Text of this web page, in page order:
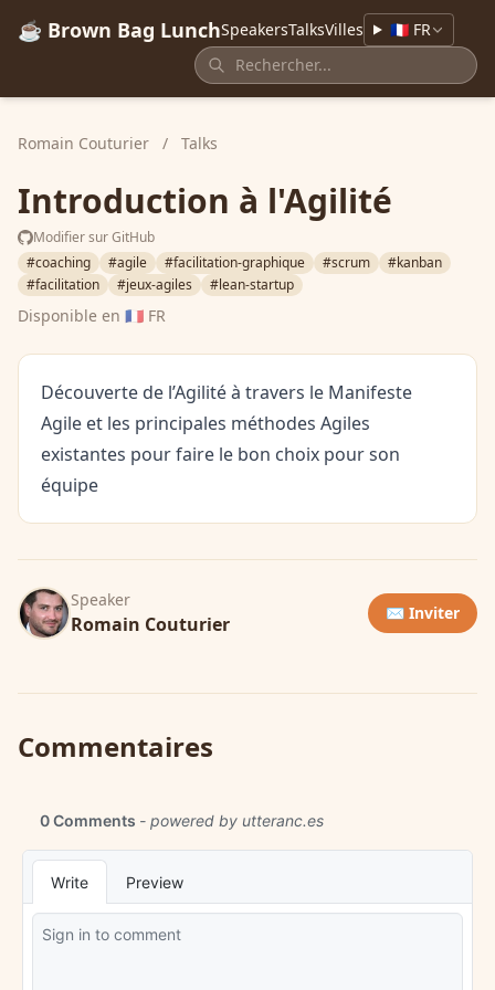
☕ Brown Bag LunchSpeakersTalksVilles 🇫🇷 FR
Romain Couturier / Talks
Introduction à l'Agilité
Modifier sur GitHub
#coaching
#agile #facilitation-graphique #scrum
#kanban
#facilitation
#jeux-agiles #lean-startup
Disponible en 🇫🇷 FR
Découverte de l’Agilité à travers le Manifeste
Agile et les principales méthodes Agiles
existantes pour faire le bon choix pour son
équipe
Speaker
Romain Couturier ✉️ Inviter
Commentaires